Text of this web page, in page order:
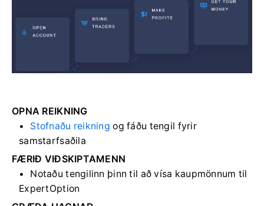
OPNA REIKNING
Stofnaðu reikning og fáðu tengil fyrir
samstarfsaðila
FÆRIÐ VIÐSKIPTAMENN
Notaðu tengilinn þinn til að vísa kaupmönnum til
ExpertOption